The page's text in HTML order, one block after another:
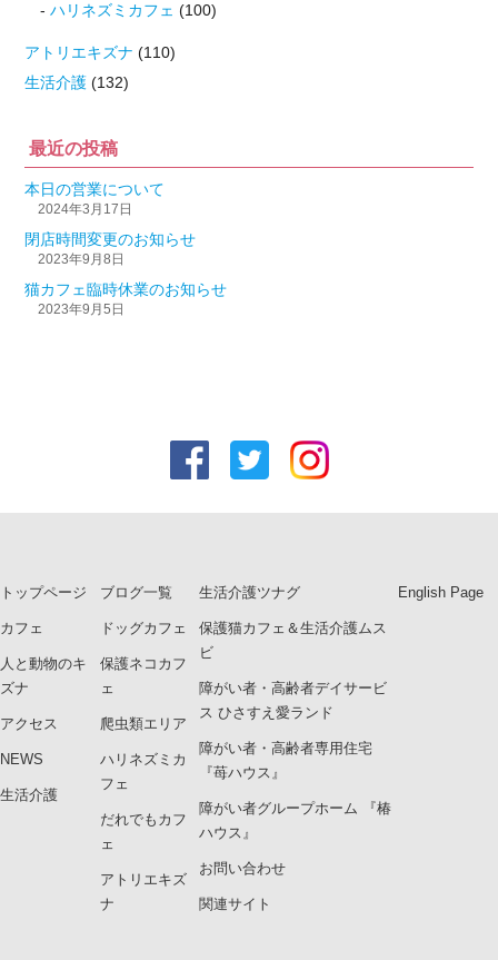
ハリネズミカフェ (100)
アトリエキズナ (110)
生活介護 (132)
最近の投稿
本日の営業について
2024年3月17日
閉店時間変更のお知らせ
2023年9月8日
猫カフェ臨時休業のお知らせ
2023年9月5日
トップページ
カフェ
人と動物のキ
ズナ
アクセス
NEWS
生活介護
ブログ一覧
ドッグカフェ
保護ネコカフ
ェ
爬虫類エリア
ハリネズミカ
フェ
だれでもカフ
ェ
アトリエキズ
ナ
生活介護ツナグ
保護猫カフェ＆生活介護ムス
ビ
障がい者・高齢者デイサービ
ス ひさすえ愛ランド
障がい者・高齢者専用住宅
『苺ハウス』
障がい者グループホーム 『椿
ハウス』
お問い合わせ
関連サイト
English Page